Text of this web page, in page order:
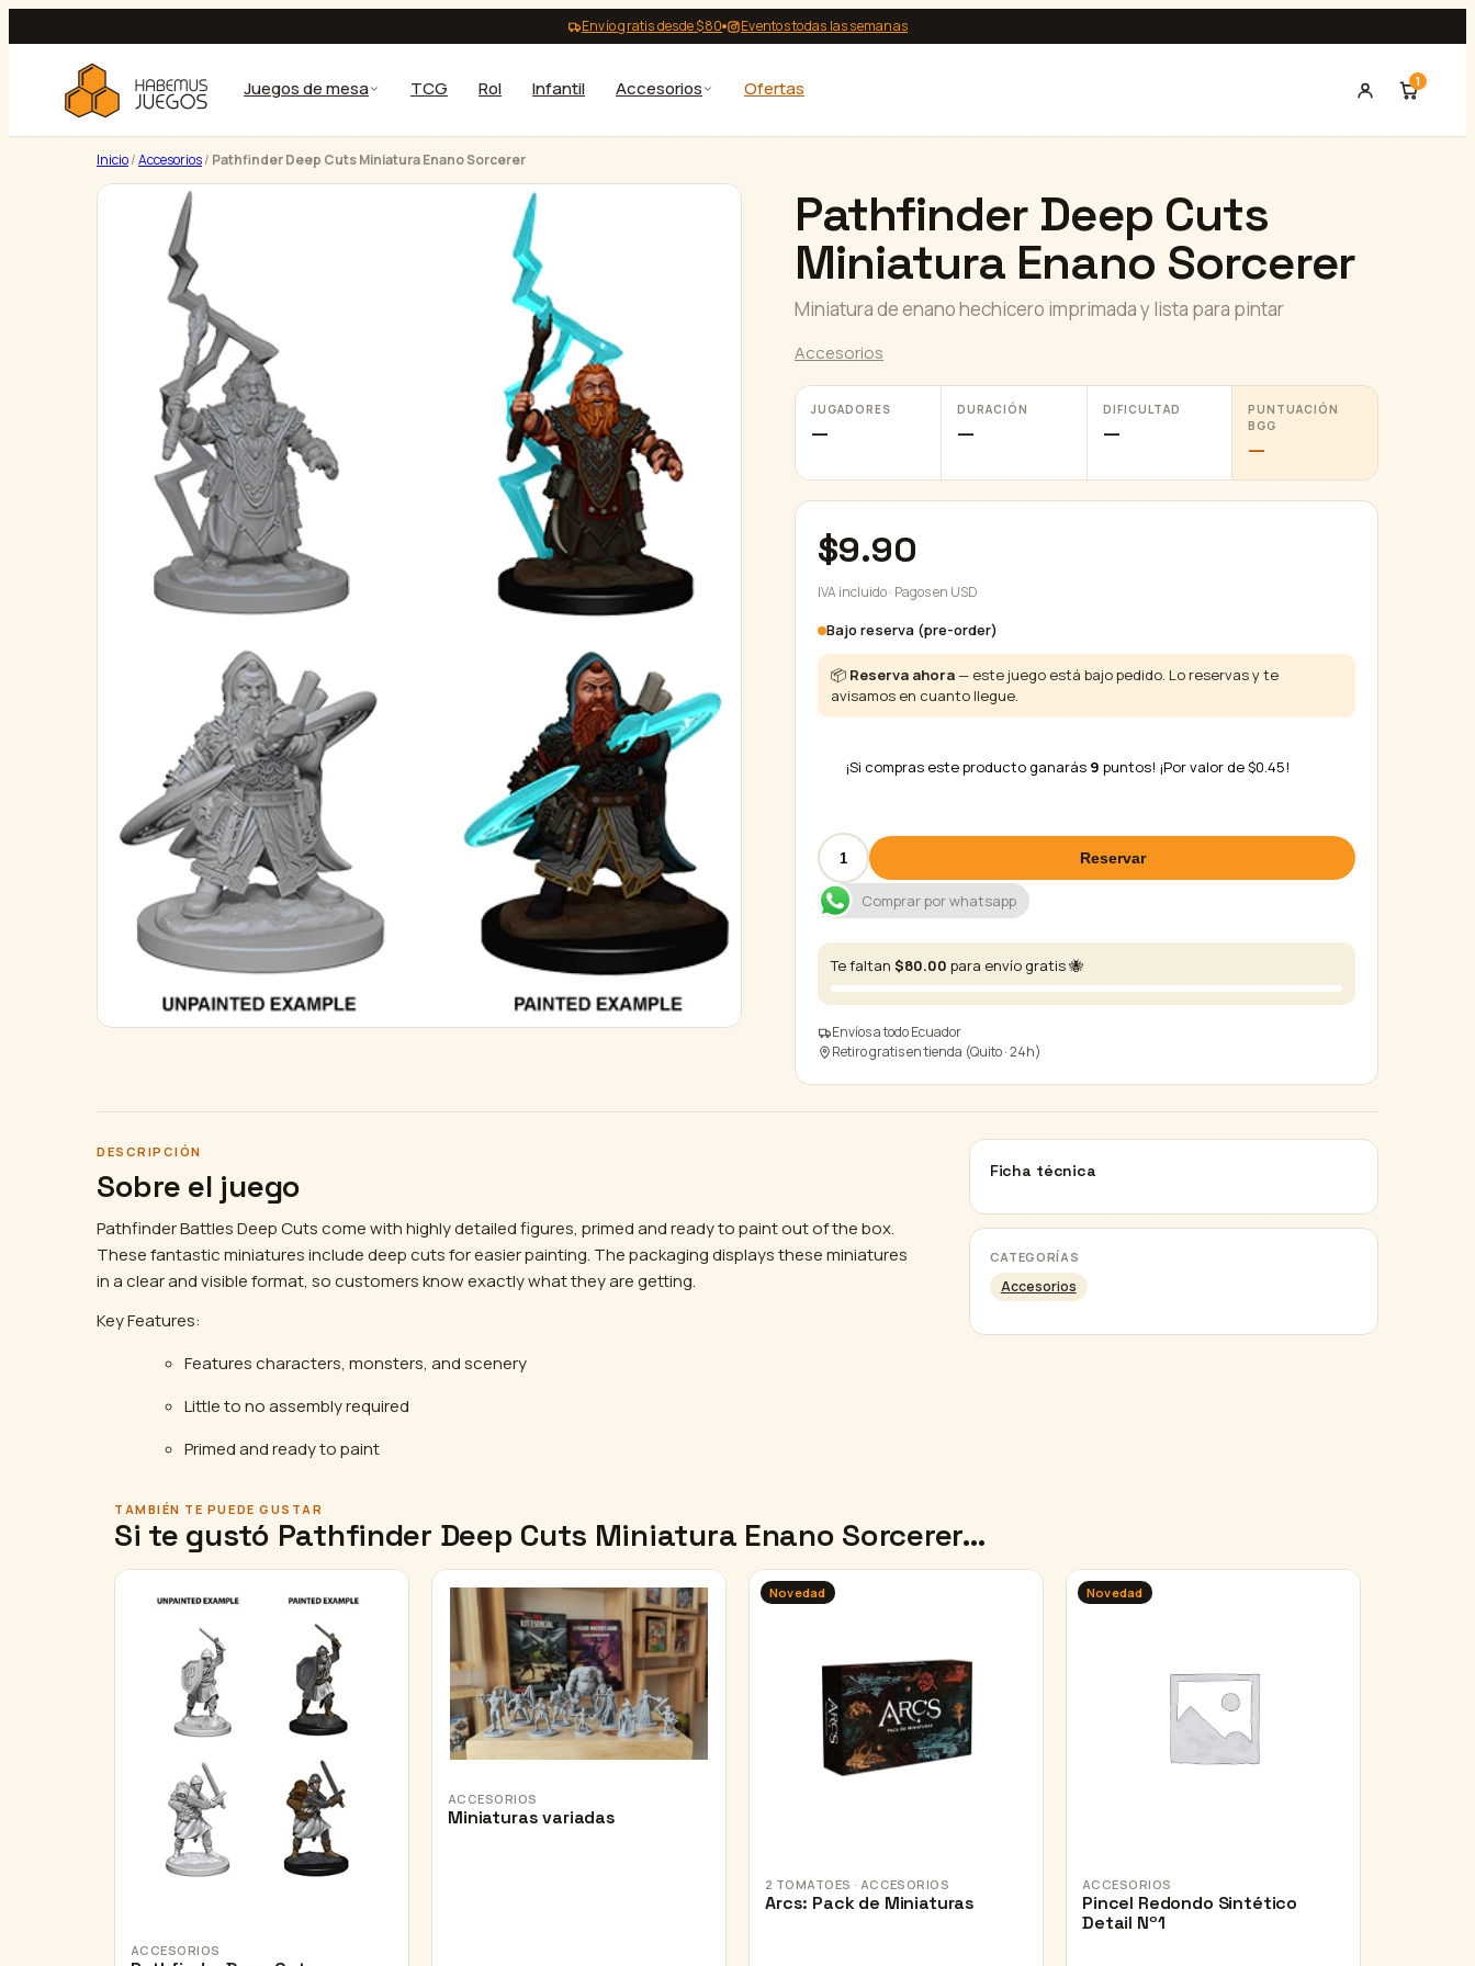
al
contenido
Envío gratis desde $80 Eventos todas las semanas
Juegos de mesa TCG Rol Infantil Accesorios Ofertas 1
Inicio/Accesorios/ Pathfinder Deep Cuts Miniatura Enano Sorcerer
Pathfinder Deep Cuts
Miniatura Enano Sorcerer
Miniatura de enano hechicero imprimada y lista para pintar
Accesorios
JUGADORES
—
DURACIÓN
—
DIFICULTAD
—
PUNTUACIÓN
BGG
—
$9.90
IVA incluido · Pagos en USD
Bajo reserva (pre-order)
📦 Reserva ahora— este juego está bajo pedido. Lo reservas y te
avisamos en cuanto llegue.
¡Si compras este producto ganarás 9 puntos! ¡Por valor de$0.45!
Pathfinder
Deep
Cuts
Miniatura
Enano
Sorcerer
cantidad
Reservar
Comprar por whatsapp
Te faltan $80.00 para envío gratis 🐝
Envíos a todo Ecuador
Retiro gratis en tienda (Quito · 24h)
DESCRIPCIÓN
Sobre el juego
Pathfinder Battles Deep Cuts come with highly detailed figures, primed and ready to paint out of the box.
These fantastic miniatures include deep cuts for easier painting. The packaging displays these miniatures
in a clear and visible format, so customers know exactly what they are getting.
Key Features:
Features characters, monsters, and scenery
Little to no assembly required
Primed and ready to paint
Ficha técnica
CATEGORÍAS
Accesorios
TAMBIÉN TE PUEDE GUSTAR
Si te gustó Pathfinder Deep Cuts Miniatura Enano Sorcerer…
ACCESORIOS
ACCESORIOS
Miniaturas variadas
Novedad
2 TOMATOES · ACCESORIOS
Arcs: Pack de Miniaturas
Novedad
ACCESORIOS
Pincel Redondo Sintético
Detail Nº1